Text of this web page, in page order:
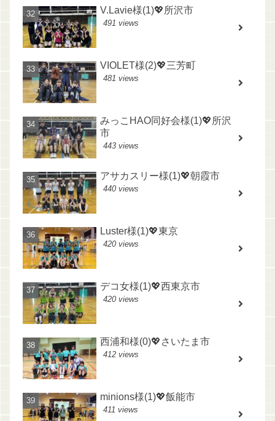
V.Lavie様(1)💖所沢市
491 views
VIOLET様(2)💖三芳町
481 views
みっこHAO同好会様(1)💖所沢
市
443 views
アサカスリー様(1)💖朝霞市
440 views
Luster様(1)💖東京
420 views
デコ女様(1)💖西東京市
420 views
西浦和様(0)💖さいたま市
412 views
minions様(1)💖飯能市
411 views